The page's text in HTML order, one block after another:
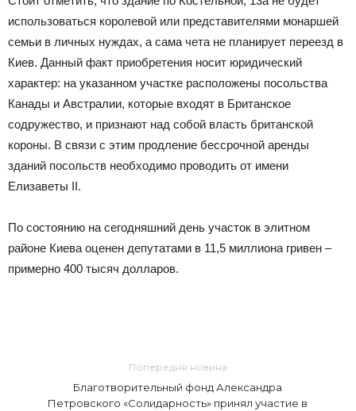
использоваться королевой или представителями монаршей
семьи в личных нуждах, а сама чета не планирует переезд в
Киев. Данный факт приобретения носит юридический
характер: на указанном участке расположены посольства
Канады и Австралии, которые входят в Британское
содружество, и признают над собой власть британской
короны. В связи с этим продление бессрочной аренды
зданий посольств необходимо проводить от имени
Елизаветы II.
По состоянию на сегодняшний день участок в элитном
районе Киева оценен депутатами в 11,5 миллиона гривен –
примерно 400 тысяч долларов.
Попередня новина
Благотворительный фонд Александра
Петровского «Солидарность» принял участие в